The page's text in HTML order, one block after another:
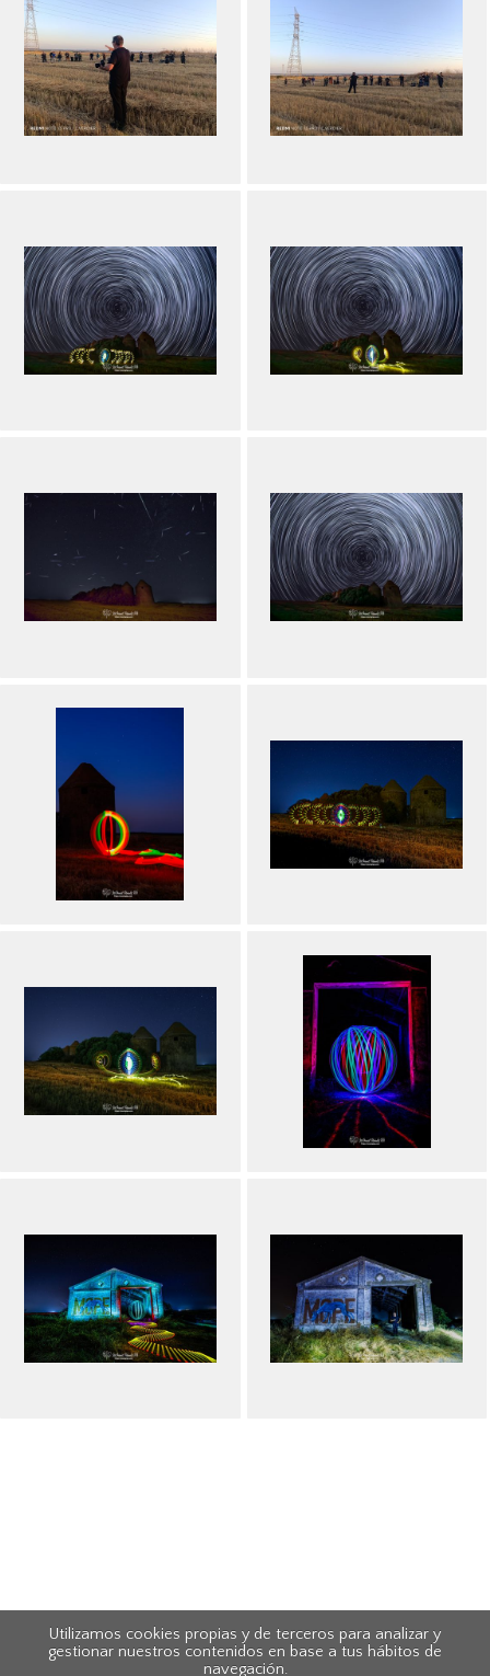
Utilizamos cookies propias y de terceros para analizar y
gestionar nuestros contenidos en base a tus hábitos de
navegación.